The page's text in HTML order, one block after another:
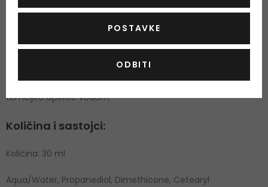
otpušta hidratantne sastojke.
Nanesite ravnomjerno na lice ujutro i navečer. Izbjegavajte
izravan kontakt s očima i usnama. Ako dođe do kontakta,
temeljito isperite vodom.
Količina i sastojci:
Količina: 30 ml
Aqua/Water, Propanediol, Dimethicone, Cetearyl
POSTAVKE
ODBITI